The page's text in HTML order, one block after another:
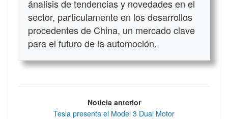
ánalisis de tendencias y novedades en el
sector, particulamente en los desarrollos
procedentes de China, un mercado clave
para el futuro de la automoción.
Noticia anterior
Tesla presenta el Model 3 Dual Motor